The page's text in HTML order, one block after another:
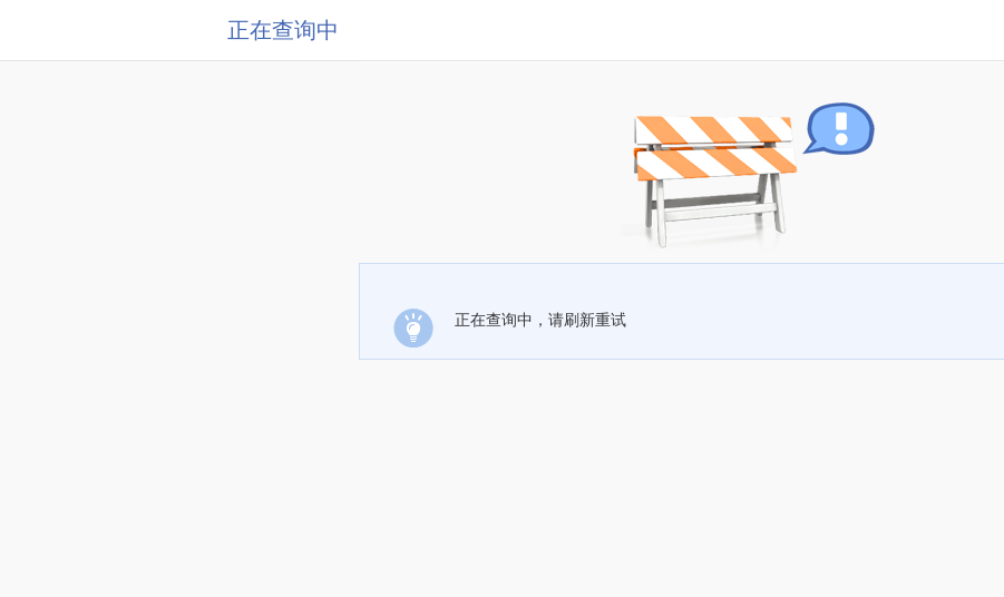
正在查询中
正在查询中，请刷新重试